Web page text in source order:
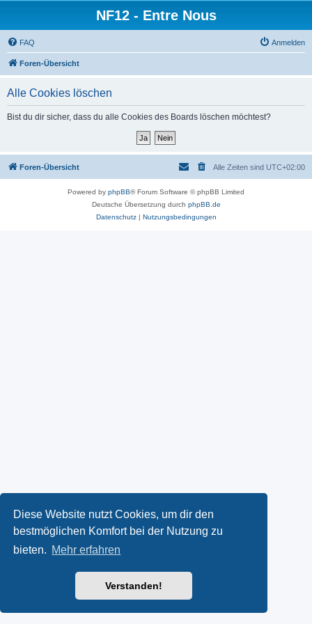
Diese Website nutzt Cookies, um dir den
bestmöglichen Komfort bei der Nutzung zu
bieten. Mehr erfahren
Verstanden!
NF12 - Entre Nous
FAQ Anmelden
Foren-Übersicht
Alle Cookies löschen
Bist du dir sicher, dass du alle Cookies des Boards löschen möchtest?
Foren-Übersicht Alle Zeiten sind UTC+02:00
Powered by phpBB® Forum Software © phpBB Limited
Deutsche Übersetzung durch phpBB.de
Datenschutz| Nutzungsbedingungen